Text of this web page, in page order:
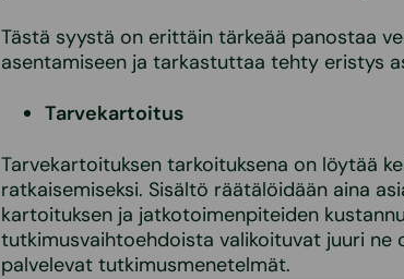
Tästä syystä on erittäin tärkeää panostaa
asentamiseen ja tarkastuttaa tehty eristys
Tarvekartoitus
Tarvekartoituksen tarkoituksena on löytää
ratkaisemiseksi. Sisältö räätälöidään aina
kartoituksen ja jatkotoimenpiteiden
tutkimusvaihtoehdoista valikoituvat juuri ne
palvelevat tutkimusmenetelmät.